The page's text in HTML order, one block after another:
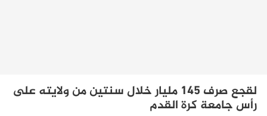
لقجع صرف 145 مليار خلال سنتين من ولايته على
رأس جامعة كرة القدم